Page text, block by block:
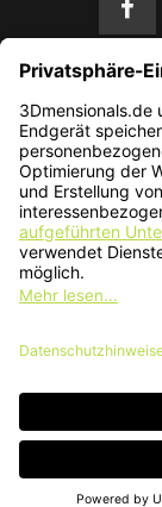
* Alle Preise in
Änderungen und
© 2026